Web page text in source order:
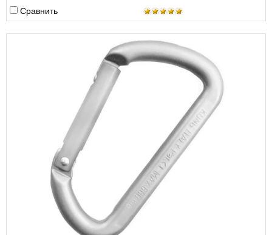
Сравнить